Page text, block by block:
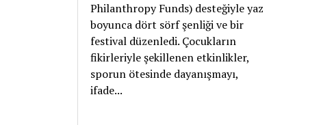
Philanthropy Funds) desteğiyle yaz
boyunca dört sörf şenliği ve bir
festival düzenledi. Çocukların
fikirleriyle şekillenen etkinlikler,
sporun ötesinde dayanışmayı,
ifade...